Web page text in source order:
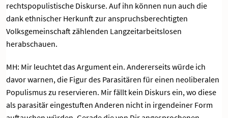
rechtspopulistische Diskurse. Auf ihn können nun auch die
dank ethnischer Herkunft zur anspruchsberechtigten
Volksgemeinschaft zählenden Langzeitarbeitslosen
herabschauen.
MH: Mir leuchtet das Argument ein. Andererseits würde ich
davor warnen, die Figur des Parasitären für einen neoliberalen
Populismus zu reservieren. Mir fällt kein Diskurs ein, wo diese
als parasitär eingestuften Anderen nicht in irgendeiner Form